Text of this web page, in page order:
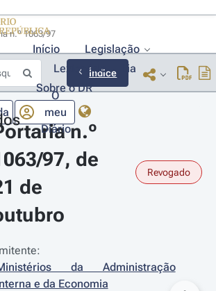
Início
Legislação
Lexionário
Lia
Sobre o DR
O
meu
Diário
Índice
n.º
97, de
de
Revogado
da Administração
e da Economia